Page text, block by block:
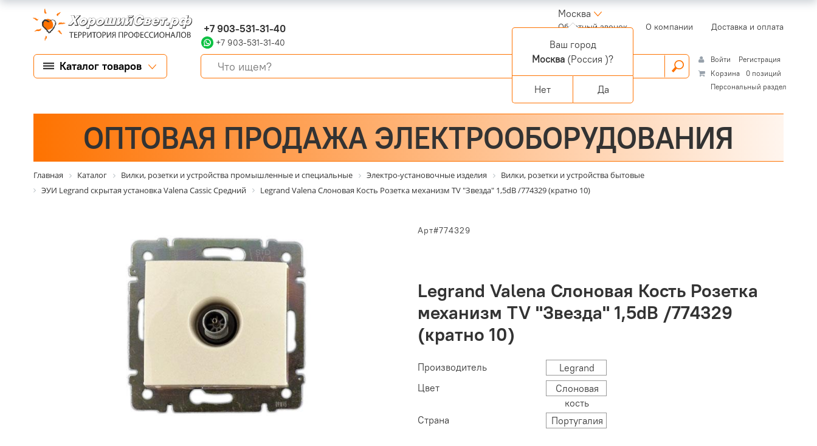
+7 903-531-31-40
+7 903-531-31-40
Москва
Обратный звонок(current)О компании Доставка и оплата
Каталог товаров Войти
Регистрация
Корзина
0 позиций
Персональный раздел
ОПТОВАЯ ПРОДАЖА ЭЛЕКТРООБОРУДОВАНИЯ
Главная Каталог Вилки, розетки и устройства промышленные и специальные Электро-установочные изделия
Вилки, розетки и устройства бытовые
ЭУИ Legrand скрытая установка Valena Cassic Средний
Legrand Valena Слоновая Кость Розетка механизм TV "Звезда" 1,5dB /774329 (кратно 10)
Арт#774329
Legrand Valena Слоновая Кость Розетка
механизм TV "Звезда" 1,5dB /774329
(кратно 10)
Производитель
Legrand
Цвет
Слоновая
кость
Страна
Португалия
Ваш город
Москва (Россия )?
Нет Да